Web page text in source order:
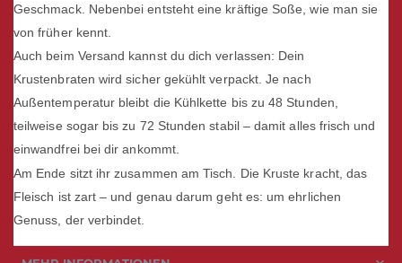
Geschmack. Nebenbei entsteht eine kräftige Soße, wie man sie
von früher kennt.
Auch beim Versand kannst du dich verlassen: Dein
Krustenbraten wird sicher gekühlt verpackt. Je nach
Außentemperatur bleibt die Kühlkette bis zu 48 Stunden,
teilweise sogar bis zu 72 Stunden stabil – damit alles frisch und
einwandfrei bei dir ankommt.
Am Ende sitzt ihr zusammen am Tisch. Die Kruste kracht, das
Fleisch ist zart – und genau darum geht es: um ehrlichen
Genuss, der verbindet.